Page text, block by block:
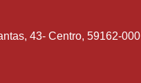
43- Centro, 59162-000